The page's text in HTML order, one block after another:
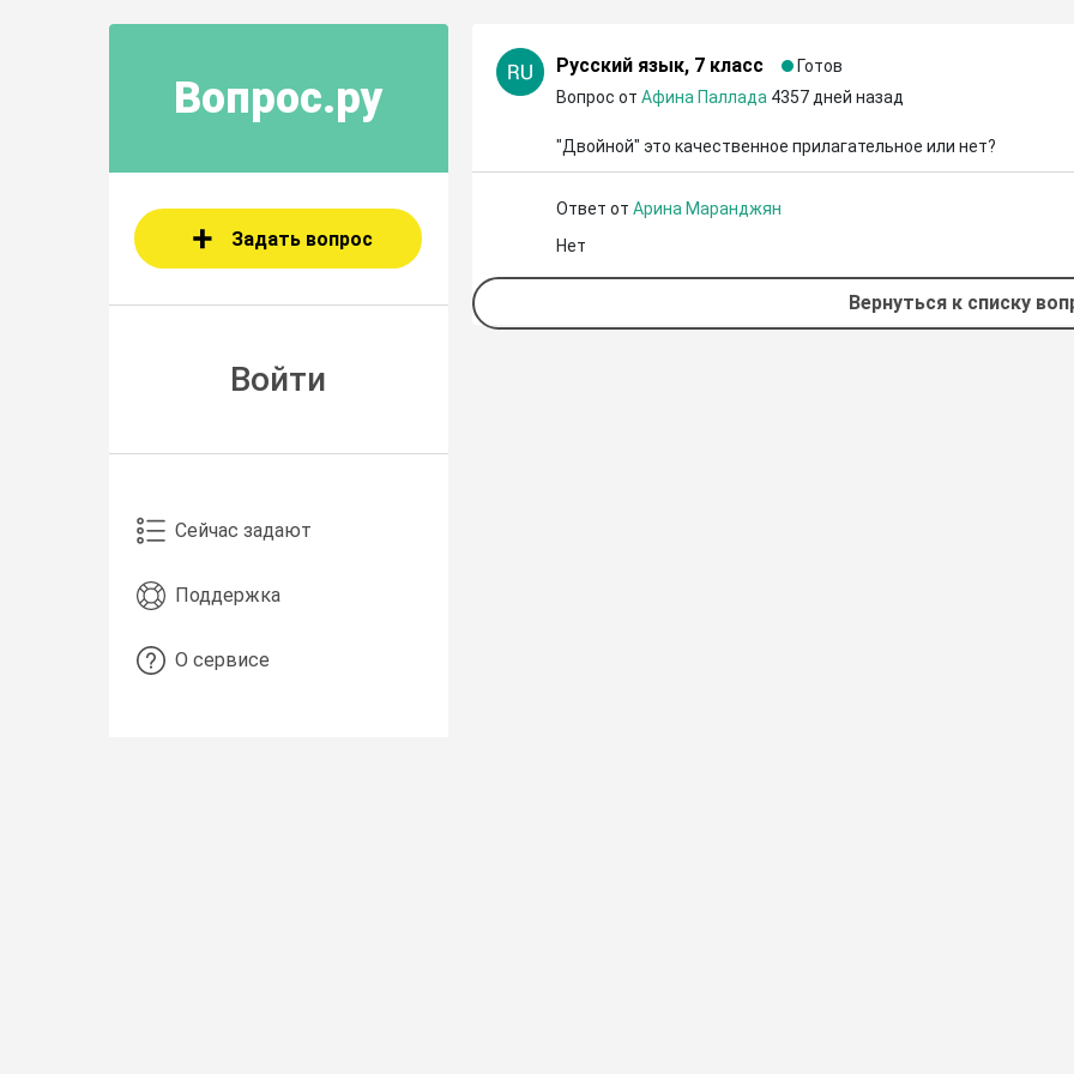
Вопрос.ру
Задать вопрос
Войти
Сейчас задают
Поддержка
О сервисе
Русский язык, 7 класс
Готов
Вопрос от Афина Паллада 4357 дней назад
"Двойной" это качественное прилагательное или нет?
Ответ от Арина Маранджян
Нет
Вернуться к списку